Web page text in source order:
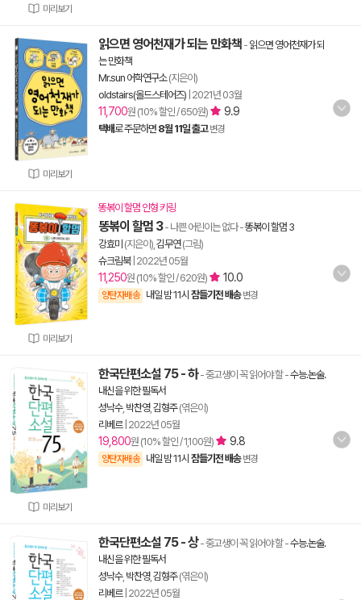
미리보기
미리보기
읽으면 영어천재가 되는 만화책 - 읽으면 영어천재가 되
는 만화책
Mr.sun 어학연구소(지은이)
oldstairs(올드스테어즈) 2021년 03월
11,700원 (10% 할인 / 650원) 9.9
택배로 주문하면 8월 11일 출고 변경
미리보기
똥볶이 할멈 인형 키링
똥볶이 할멈 3- 나쁜 어린이는 없다-똥볶이 할멈 3
강효미 (지은이), 김무연(그림)
슈크림북| 2022년 05월
11,250원 (10% 할인 / 620원) 10.0
양탄자배송 내일 밤 11시 잠들기전 배송 변경
미리보기
한국단편소설 75 - 하- 중고생이 꼭 읽어야 할-수능.논술.
내신을 위한 필독서
성낙수, 박찬영, 김형주(엮은이)
리베르| 2022년 05월
19,800원 (10% 할인 / 1,100원) 9.8
양탄자배송 내일 밤 11시 잠들기전 배송 변경
한국단편소설 75 - 상- 중고생이 꼭 읽어야 할-수능.논술.
내신을 위한 필독서
성낙수, 박찬영, 김형주(엮은이)
리베르| 2022년 05월